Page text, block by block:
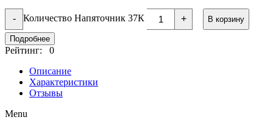
- Количество Напяточник 37К + В корзину
Подробнее
Рейтинг: 0
Описание
Характеристики
Отзывы
Menu